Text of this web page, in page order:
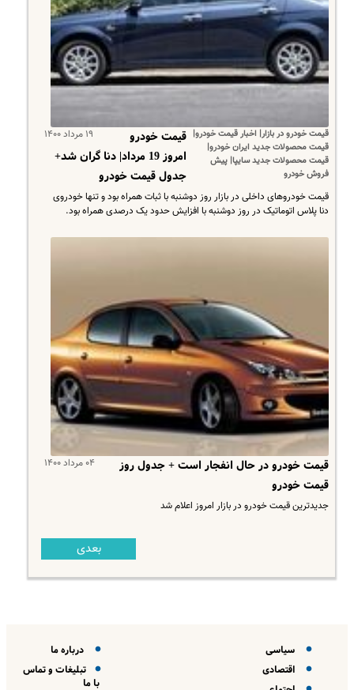
قیمت خودرو در بازار| اخبار قیمت خودرو|
قیمت محصولات جدید ایران خودرو|
قیمت محصولات جدید سایپا| پیش
فروش خودرو
۱۹ مرداد ۱۴۰۰
قیمت خودرو
امروز 19 مرداد| دنا گران شد+
جدول قیمت خودرو
قیمت خودروهای داخلی در بازار روز دوشنبه با ثبات همراه بود و تنها خودروی
دنا پلاس اتوماتیک در روز دوشنبه با افزایش حدود یک درصدی همراه بود.
۰۴ مرداد ۱۴۰۰
قیمت خودرو در حال انفجار است + جدول روز
قیمت خودرو
جدیدترین قیمت خودرو در بازار امروز اعلام شد
بعدی
سیاسی
اقتصادی
درباره ما
تبلیغات و تماس
با ما